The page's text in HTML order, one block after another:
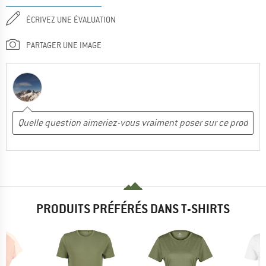
ÉCRIVEZ UNE ÉVALUATION
PARTAGER UNE IMAGE
PRODUITS PRÉFÉRÉS DANS T-SHIRTS